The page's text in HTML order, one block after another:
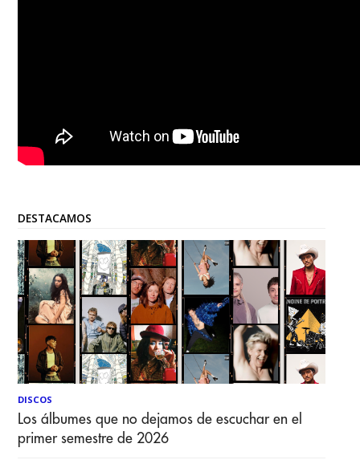
DESTACAMOS
DISCOS
Los álbumes que no dejamos de escuchar en el
primer semestre de 2026